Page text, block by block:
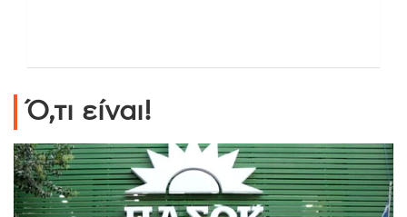
Ό,τι είναι!